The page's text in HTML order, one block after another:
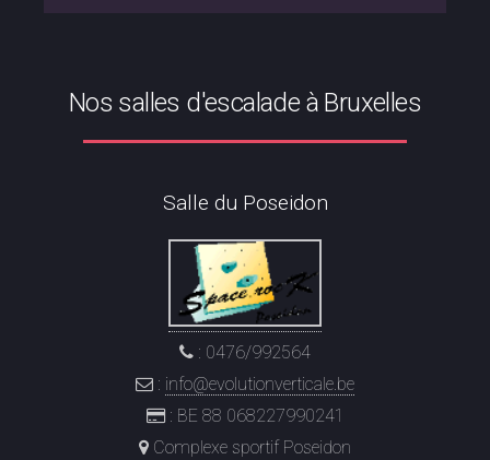
Nos salles d'escalade à Bruxelles
Salle du Poseidon
: 0476/992564
: info@evolutionverticale.be
: BE 88 068227990241
Complexe sportif Poseidon